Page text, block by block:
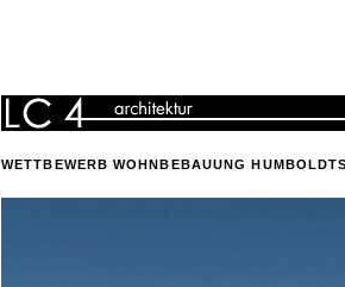
WETTBEWERB WOHNBEBAUUNG